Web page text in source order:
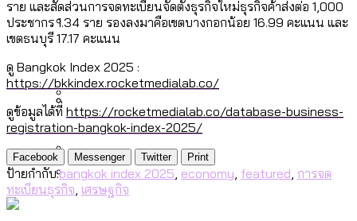
ทำอะไรบ้าง
กรุงเทพฯ เมืองคอนเสิร์ต : สำรวจ
คอนเสิร์ตและแฟนมีตติ้งในไทยจำนวน 526
งาน ตั้งแต่ปี 2023-2024
ปีนกำแพงส่องซีรีส์จีน: จีนส่งออกภาพ
ลักษณ์แบบไหนสู่สายตาโลก
สำรวจงบประมาณรายเขตในกรุงเทพฯ
ผ่าน Bangkok Index 2025
สำรวจรายได้จากการจัดเก็บภาษีใน
กรุงเทพฯ ผ่าน Bangkok Index 2025
กรุงเทพฯ เมืองสังคมผู้สูงอายุ : 36 เขตมี
คนตายมากกว่าคนเกิด 18 เขตเป็นสังคมผู้
สูงอายุระดับสุดยอด
Bangkok Index 2025 : อันดับความน่าอยู่
คำนำหน้านามและกฎหมายสมรสเท่าเทียม
[ข้อมูลดิบ]
กรุงเทพฯ เมืองสังคมผู้สูงอายุ [ข้อมูลดิบ]
ราย และสัดส่วนการจดทะเบียนจัดตั้งธุรกิจใหม่ธุรกิจค้าส่งต่อ 1,000
ประชากร 1.34 ราย รองลงมาคือเขตบางกอกน้อย 16.99 คะแนน และ
เขตธนบุรี 17.17 คะแนน
ดู Bangkok Index 2025 :
https://bkkindex.rocketmedialab.co/
ดูข้อมูลได้ที่ https://rocketmedialab.co/database-business-
registration-bangkok-index-2025/
Facebook Messenger Twitter Print
ป้ายกำกับ:bangkok index 2025, economy, featured, การจด
ทะเบียนธุรกิจ, เศรษฐกิจ